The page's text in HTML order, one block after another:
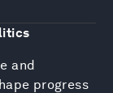
and
progress